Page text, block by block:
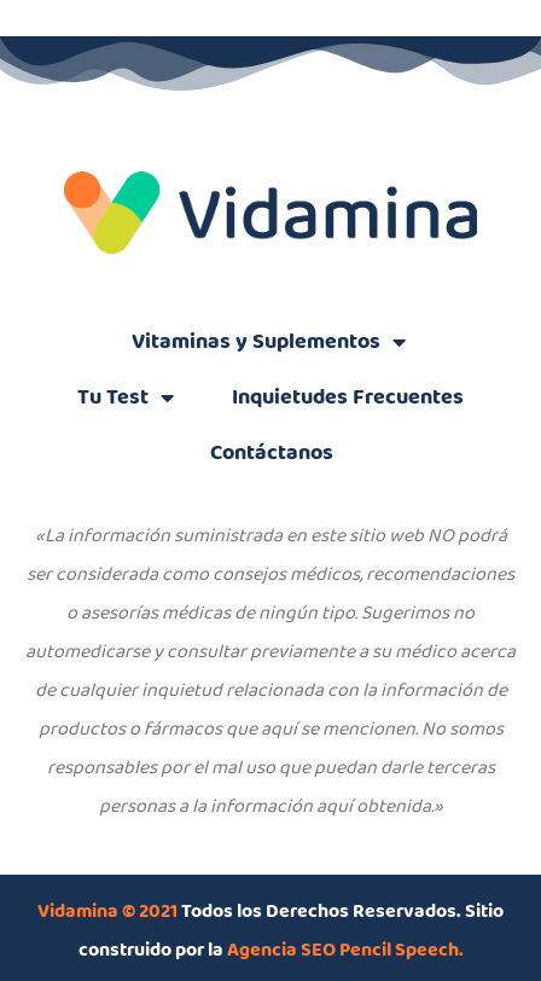
Vitaminas y Suplementos
Tu Test
Inquietudes Frecuentes
Contáctanos
«La información suministrada en este sitio web NO podrá
ser considerada como consejos médicos, recomendaciones
o asesorías médicas de ningún tipo. Sugerimos no
automedicarse y consultar previamente a su médico acerca
de cualquier inquietud relacionada con la información de
productos o fármacos que aquí se mencionen. No somos
responsables por el mal uso que puedan darle terceras
personas a la información aquí obtenida.»
Vidamina © 2021Todos los Derechos Reservados. Sitio
construido por laAgencia SEO Pencil Speech.